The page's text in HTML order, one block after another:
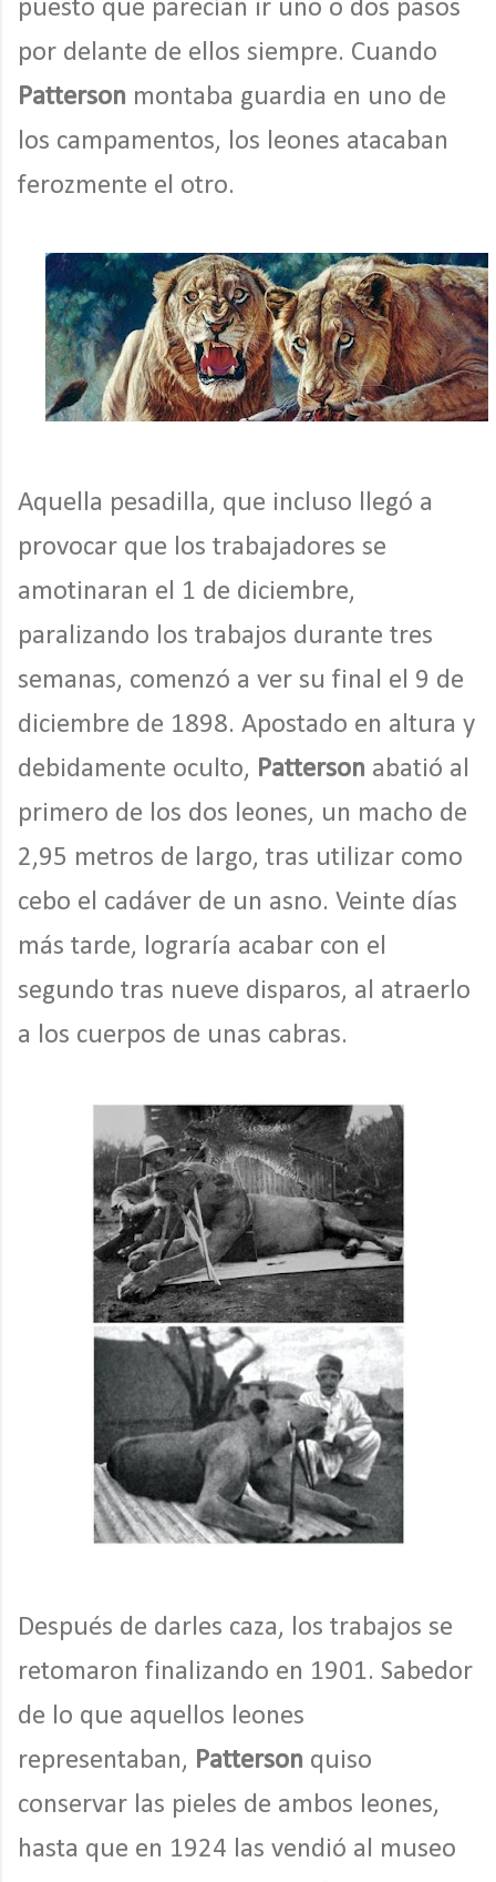
puesto que parecían ir uno o dos pasos
por delante de ellos siempre. Cuando
Patterson montaba guardia en uno de
los campamentos, los leones atacaban
ferozmente el otro.
Aquella pesadilla, que incluso llegó a
provocar que los trabajadores se
amotinaran el 1 de diciembre,
paralizando los trabajos durante tres
semanas, comenzó a ver su final el 9 de
diciembre de 1898. Apostado en altura y
debidamente oculto, Patterson abatió al
primero de los dos leones, un macho de
2,95 metros de largo, tras utilizar como
cebo el cadáver de un asno. Veinte días
más tarde, lograría acabar con el
segundo tras nueve disparos, al atraerlo
a los cuerpos de unas cabras.
Después de darles caza, los trabajos se
retomaron finalizando en 1901. Sabedor
de lo que aquellos leones
representaban, Patterson quiso
conservar las pieles de ambos leones,
hasta que en 1924 las vendió al museo